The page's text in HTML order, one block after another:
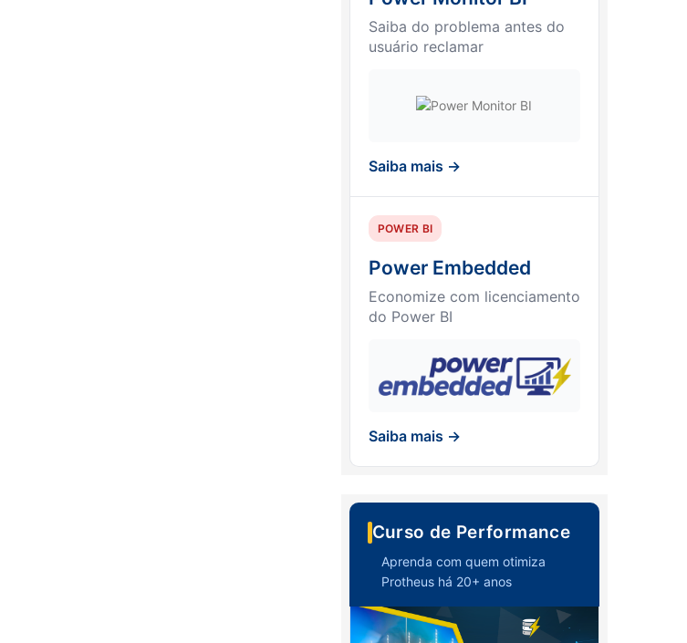
Saiba do problema antes do
usuário reclamar
Saiba mais →
POWER BI
Power Embedded
Economize com licenciamento
do Power BI
Saiba mais →
Curso de Performance
Aprenda com quem otimiza
Protheus há 20+ anos